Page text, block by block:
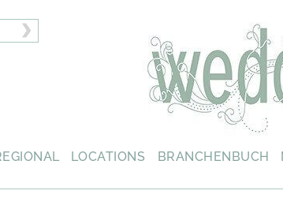
LOCATIONS BRANCHENBUCH